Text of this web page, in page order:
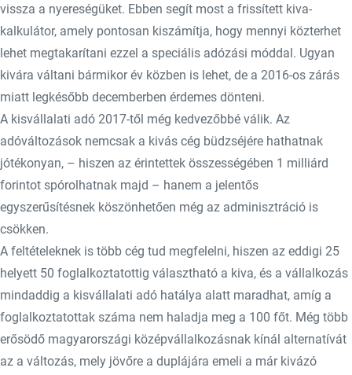
vissza a nyereségüket. Ebben segít most a frissített kiva-
kalkulátor, amely pontosan kiszámítja, hogy mennyi közterhet
lehet megtakarítani ezzel a speciális adózási móddal. Ugyan
kivára váltani bármikor év közben is lehet, de a 2016-os zárás
miatt legkésőbb decemberben érdemes dönteni.
A kisvállalati adó 2017-től még kedvezőbbé válik. Az
adóváltozások nemcsak a kivás cég büdzséjére hathatnak
jótékonyan, – hiszen az érintettek összességében 1 milliárd
forintot spórolhatnak majd – hanem a jelentős
egyszerűsítésnek köszönhetően még az adminisztráció is
csökken.
A feltételeknek is több cég tud megfelelni, hiszen az eddigi 25
helyett 50 foglalkoztatottig választható a kiva, és a vállalkozás
mindaddig a kisvállalati adó hatálya alatt maradhat, amíg a
foglalkoztatottak száma nem haladja meg a 100 főt. Még több
erősödő magyarországi középvállalkozásnak kínál alternatívát
az a változás, mely jövőre a duplájára emeli a már kivázó